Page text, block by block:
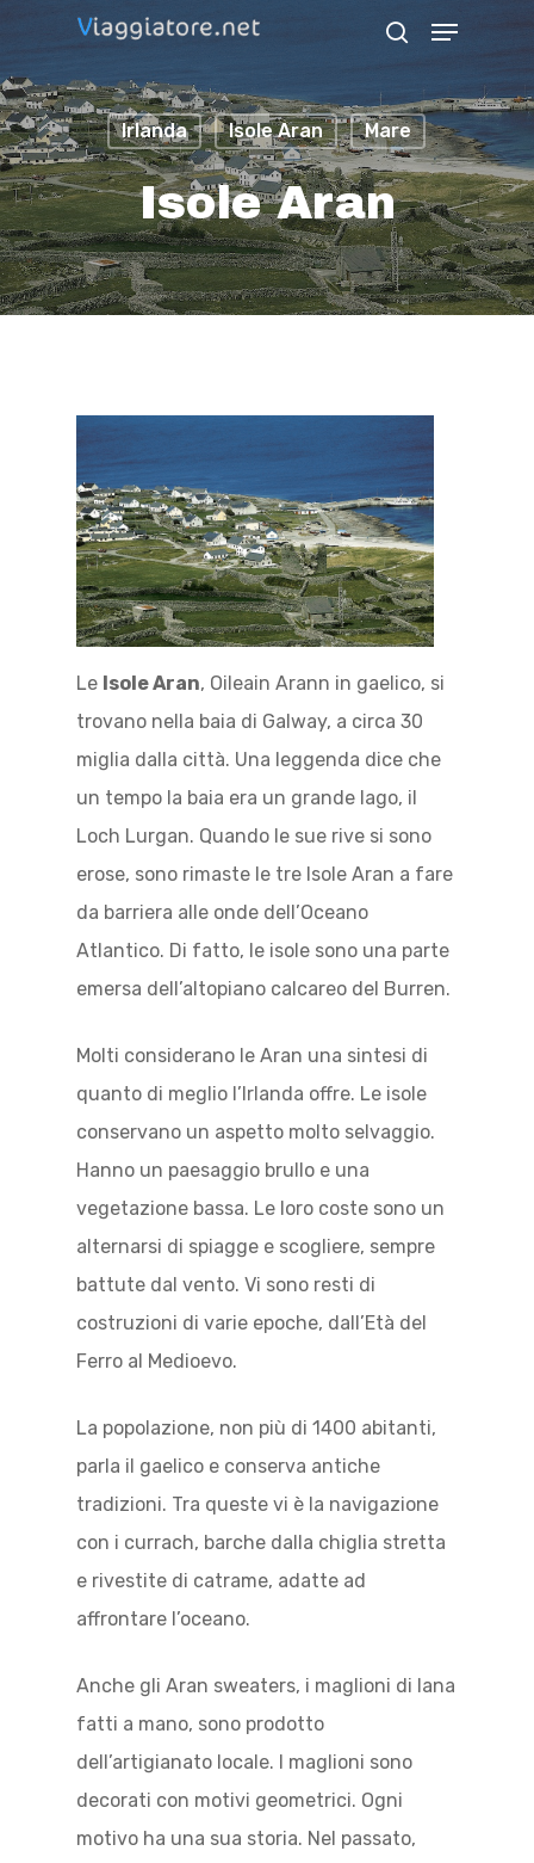
main
content
Menu
Irlanda Isole Aran Mare
Isole Aran
Le Isole Aran, Oileain Arann in gaelico, si
trovano nella baia di Galway, a circa 30
miglia dalla città. Una leggenda dice che
un tempo la baia era un grande lago, il
Loch Lurgan. Quando le sue rive si sono
erose, sono rimaste le tre Isole Aran a fare
da barriera alle onde dell’Oceano
Atlantico. Di fatto, le isole sono una parte
emersa dell’altopiano calcareo del Burren.
Molti considerano le Aran una sintesi di
quanto di meglio l’Irlanda offre. Le isole
conservano un aspetto molto selvaggio.
Hanno un paesaggio brullo e una
vegetazione bassa. Le loro coste sono un
alternarsi di spiagge e scogliere, sempre
battute dal vento. Vi sono resti di
costruzioni di varie epoche, dall’Età del
Ferro al Medioevo.
La popolazione, non più di 1400 abitanti,
parla il gaelico e conserva antiche
tradizioni. Tra queste vi è la navigazione
con i currach, barche dalla chiglia stretta
e rivestite di catrame, adatte ad
affrontare l’oceano.
Anche gli Aran sweaters, i maglioni di lana
fatti a mano, sono prodotto
dell’artigianato locale. I maglioni sono
decorati con motivi geometrici. Ogni
motivo ha una sua storia. Nel passato,
Menu